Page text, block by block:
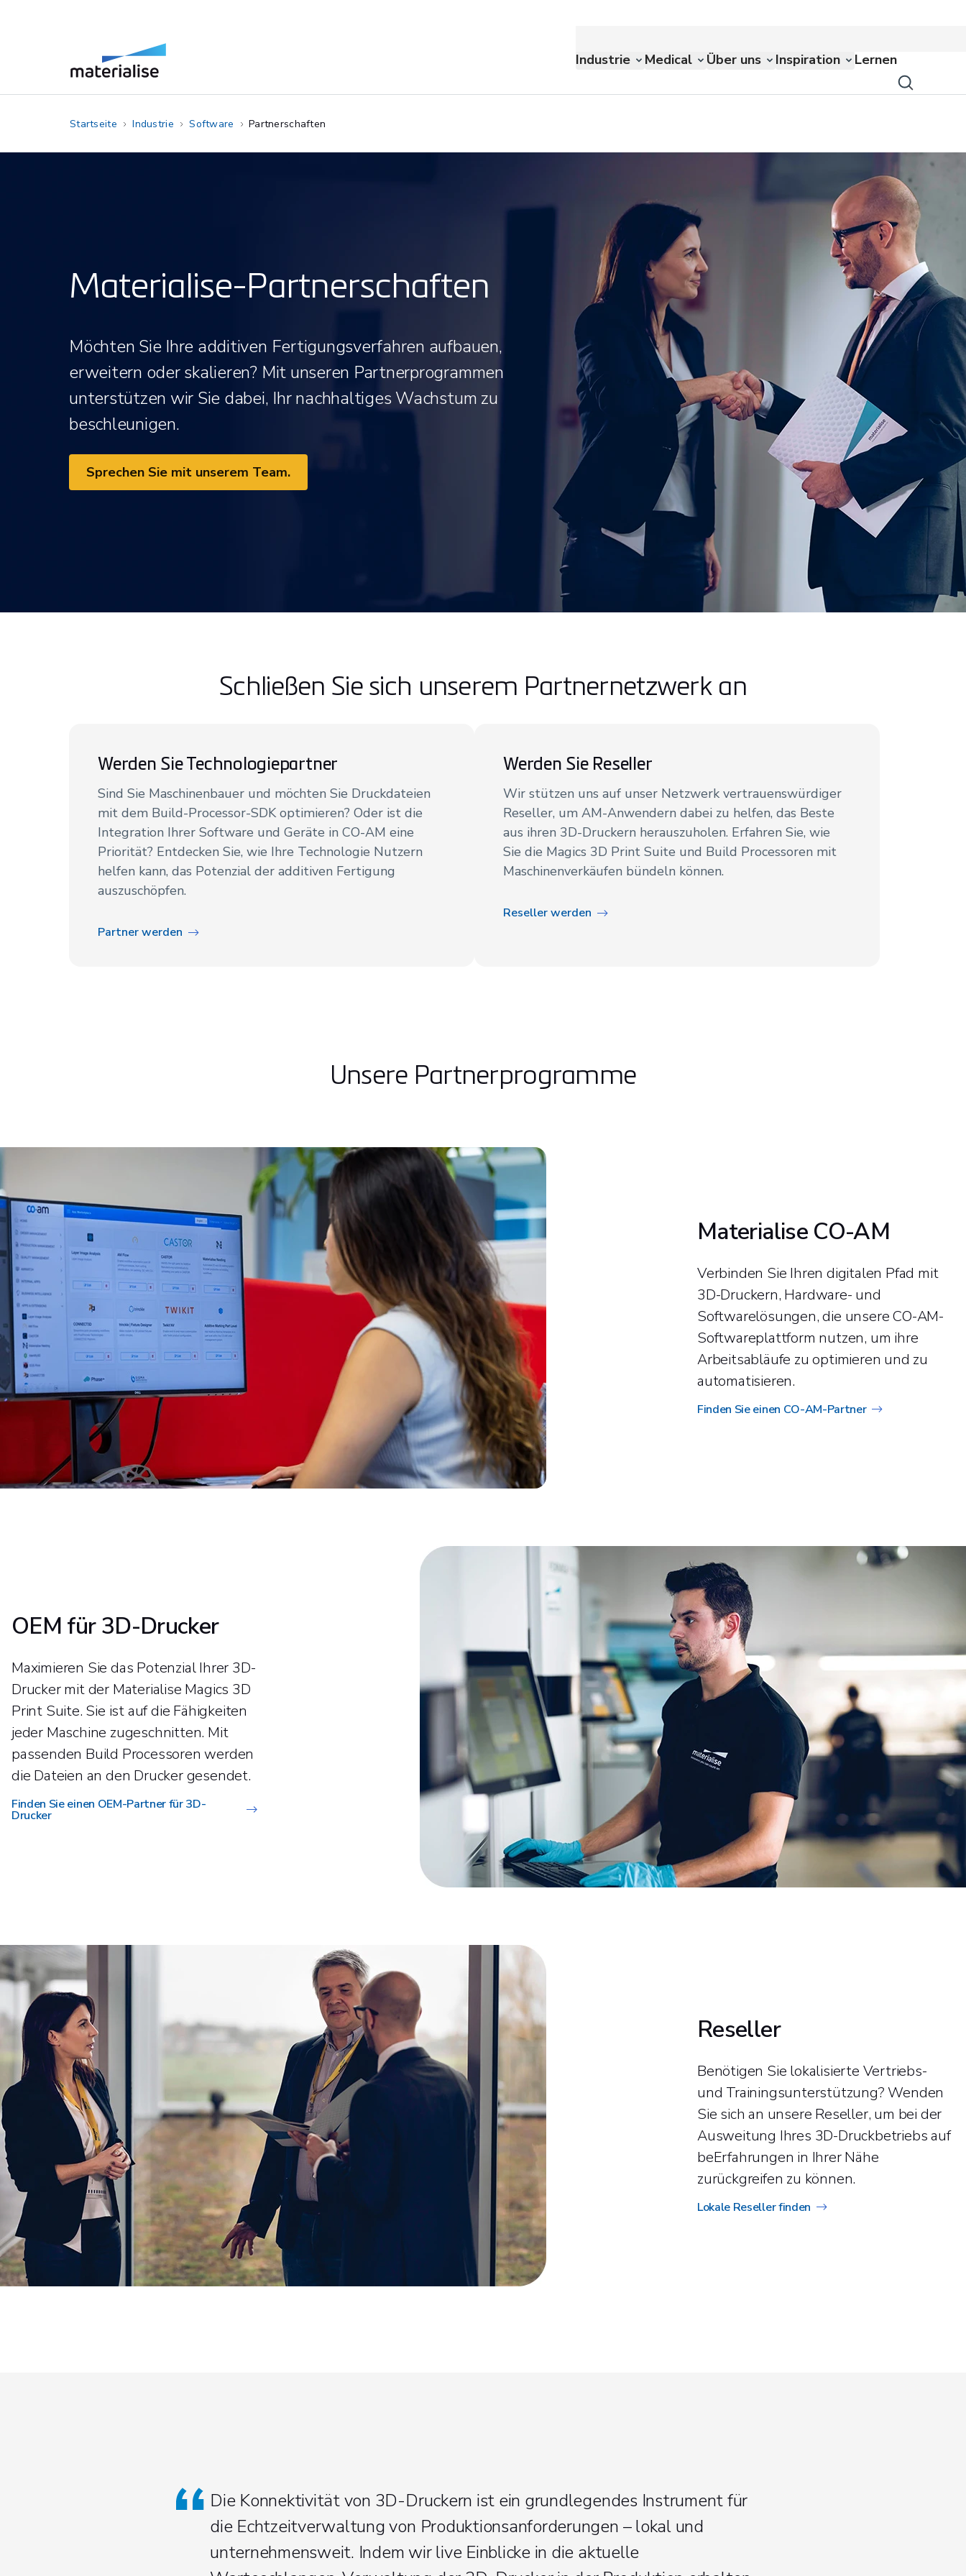
Industrie Medical Über uns Inspiration Lernen
Startseite Industrie Software Partnerschaften
Materialise-Partnerschaften
Möchten Sie Ihre additiven Fertigungsverfahren aufbauen,
erweitern oder skalieren? Mit unseren Partnerprogrammen
unterstützen wir Sie dabei, Ihr nachhaltiges Wachstum zu
beschleunigen.
Sprechen Sie mit unserem Team.
Schließen Sie sich unserem Partnernetzwerk an
Werden Sie Technologiepartner
Sind Sie Maschinenbauer und möchten Sie Druckdateien
mit dem Build-Processor-SDK optimieren? Oder ist die
Integration Ihrer Software und Geräte in CO-AM eine
Priorität? Entdecken Sie, wie Ihre Technologie Nutzern
helfen kann, das Potenzial der additiven Fertigung
auszuschöpfen.
Partner werden
Werden Sie Reseller
Wir stützen uns auf unser Netzwerk vertrauenswürdiger
Reseller, um AM-Anwendern dabei zu helfen, das Beste
aus ihren 3D-Druckern herauszuholen. Erfahren Sie, wie
Sie die Magics 3D Print Suite und Build Processoren mit
Maschinenverkäufen bündeln können.
Reseller werden
Unsere Partnerprogramme
Materialise CO-AM
Verbinden Sie Ihren digitalen Pfad mit
3D-Druckern, Hardware- und
Softwarelösungen, die unsere CO-AM-
Softwareplattform nutzen, um ihre
Arbeitsabläufe zu optimieren und zu
automatisieren.
Finden Sie einen CO-AM-Partner
OEM für 3D-Drucker
Maximieren Sie das Potenzial Ihrer 3D-
Drucker mit der Materialise Magics 3D
Print Suite. Sie ist auf die Fähigkeiten
jeder Maschine zugeschnitten. Mit
passenden Build Processoren werden
die Dateien an den Drucker gesendet.
Finden Sie einen OEM-Partner für 3D-
Drucker
Reseller
Benötigen Sie lokalisierte Vertriebs-
und Trainingsunterstützung? Wenden
Sie sich an unsere Reseller, um bei der
Ausweitung Ihres 3D-Druckbetriebs auf
beErfahrungen in Ihrer Nähe
zurückgreifen zu können.
Lokale Reseller finden
Die Konnektivität von 3D-Druckern ist ein grundlegendes Instrument für
die Echtzeitverwaltung von Produktionsanforderungen – lokal und
unternehmensweit. Indem wir live Einblicke in die aktuelle